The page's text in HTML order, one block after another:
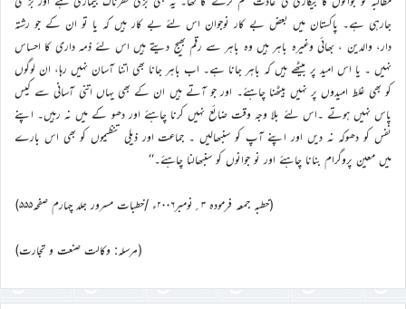
جارہی ہے۔ پاکستان میں بعض بے کار نوجوان اس لئے بے کار ہیں کہ یا تو ان کے جو رشتہ
دار، والدین ، بھائی وغیرہ باہر ہیں وہ باہر سے رقم بھیج دیتے ہیں اس لئے ذمہ داری کا احساس
نہیں ۔ یا اس امید پر بیٹھے ہیں کہ باہر جانا ہے۔ اب باہر جانا بھی اتنا آسان نہیں رہا، ان لوگوں
کو بھی غلط امیدوں پر نہیں بیٹھنا چاہئے۔ اور جو آتے ہیں ان کے بھی یہاں اتنی آسانی سے کیس
پاس نہیں ہوتے ۔اس لئے بلا وجہ وقت ضائع نہیں کرنا چاہئے اور دھو کے میں نہ رہیں۔ اپنے
نفس کو دھوکہ نہ دیں اور اپنے آپ کو سنبھالیں ۔ جماعت اور ذیلی تنظیموں کو بھی اس بارے
میں معین پروگرام بنانا چاہئے اور نو جوانوں کو سنبھالنا چاہئے۔‘‘
(خطبہ جمعہ فرمودہ ۳؍نومبر۲۰۰۶ء /خطبات مسرور جلد چہارم صفحہ۵۵۵)
(مرسلہ: وکالت صنعت و تجارت)